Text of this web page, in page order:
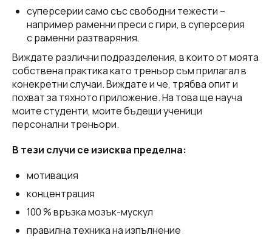
суперсерии само със свободни тежести –
например раменни преси с гири, в суперсерия
с раменни разтваряния.
Виждате различни подразделения, в които от моята
собствена практика като треньор съм прилагал в
конекретни случаи. Виждате и че, трябва опит и
похват за тяхното приложение. На това ще науча
моите студенти, моите бъдещи ученици
персонални треньори.
В тези случи се изисква пределна:
мотивация
концентрация
100 % връзка мозък-мускул
правилна техника на изпълнение